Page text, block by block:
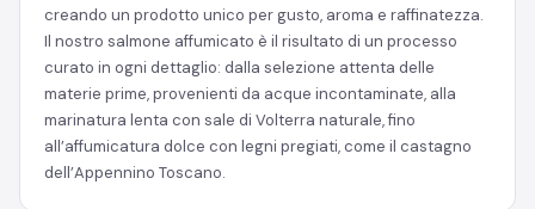
creando un prodotto unico per gusto, aroma e raffinatezza.
Il nostro salmone affumicato è il risultato di un processo
curato in ogni dettaglio: dalla selezione attenta delle
materie prime, provenienti da acque incontaminate, alla
marinatura lenta con sale di Volterra naturale, fino
all’affumicatura dolce con legni pregiati, come il castagno
dell’Appennino Toscano.